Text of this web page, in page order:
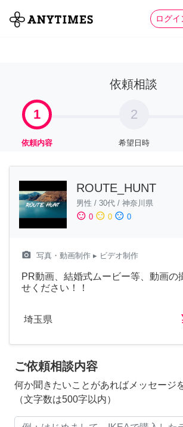
ログイ
全て 家事
依頼相談
1
依頼内容
2
希望日時
ROUTE_HUNT
男性 / 30代 / 神奈川県
sentiment_satisfied 0 sentiment_neutral 0 sentiment_dissatisfied 0
camera_alt 写真・動画制作 ▸ ビデオ制作
PR動画、結婚式ムービー等、動画の
せください！！
埼玉県
ご依頼相談内容
何か聞きたいことがあればメッセージ
（文字数は500字以内）